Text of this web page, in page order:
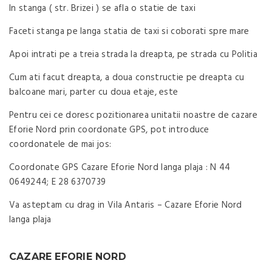
In stanga ( str. Brizei ) se afla o statie de taxi
Faceti stanga pe langa statia de taxi si coborati spre mare
Apoi intrati pe a treia strada la dreapta, pe strada cu Politia
Cum ati facut dreapta, a doua constructie pe dreapta cu
balcoane mari, parter cu doua etaje, este
Pentru cei ce doresc pozitionarea unitatii noastre de cazare
Eforie Nord prin coordonate GPS, pot introduce
coordonatele de mai jos:
Coordonate GPS Cazare Eforie Nord langa plaja : N 44
0649244; E 28 6370739
Va asteptam cu drag in Vila Antaris – Cazare Eforie Nord
langa plaja
CAZARE EFORIE NORD